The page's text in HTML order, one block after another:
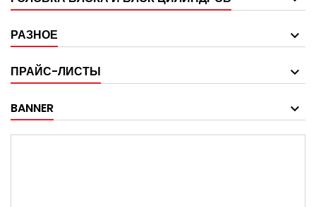
РАЗНОЕ
ПРАЙС-ЛИСТЫ
BANNER